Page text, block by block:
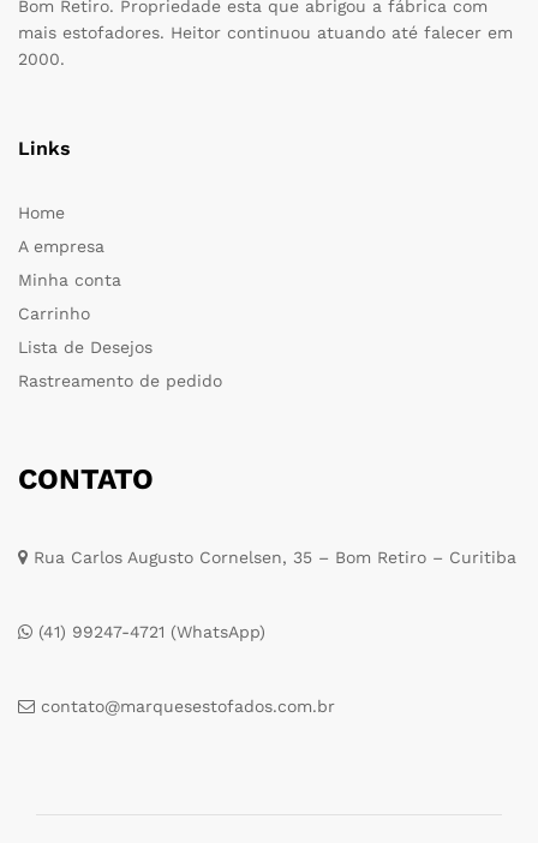
Bom Retiro. Propriedade esta que abrigou a fábrica com
mais estofadores. Heitor continuou atuando até falecer em
2000.
Links
Home
A empresa
Minha conta
Carrinho
Lista de Desejos
Rastreamento de pedido
CONTATO
Rua Carlos Augusto Cornelsen, 35 – Bom Retiro – Curitiba
(41) 99247-4721 (WhatsApp)
contato@marquesestofados.com.br